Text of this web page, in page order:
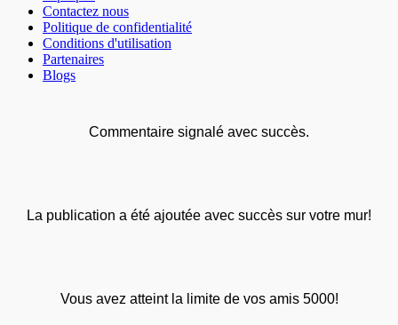
Contactez nous
Politique de confidentialité
Conditions d'utilisation
Partenaires
Blogs
Commentaire signalé avec succès.
La publication a été ajoutée avec succès sur votre mur!
Vous avez atteint la limite de vos amis 5000!